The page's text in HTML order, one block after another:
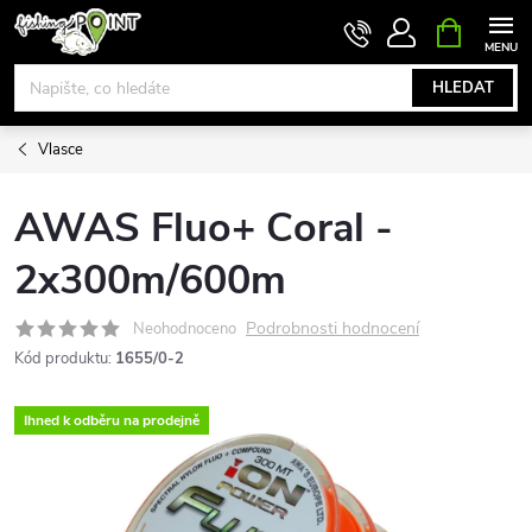
Přejít
obsah
HLEDAT
NÁKUPNÍ
KOŠÍK
Vlasce
AWAS Fluo+ Coral -
2x300m/600m
Neohodnoceno Podrobnosti hodnocení
Kód produktu: 1655/0-2
Ihned k odběru na prodejně